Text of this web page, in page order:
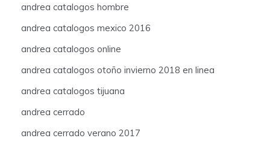
andrea catalogos hombre
andrea catalogos mexico 2016
andrea catalogos online
andrea catalogos otoño invierno 2018 en linea
andrea catalogos tijuana
andrea cerrado
andrea cerrado verano 2017